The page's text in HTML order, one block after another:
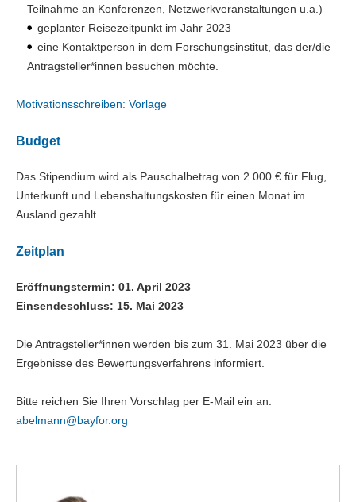
Teilnahme an Konferenzen, Netzwerkveranstaltungen u.a.)
geplanter Reisezeitpunkt im Jahr 2023
eine Kontaktperson in dem Forschungsinstitut, das der/die
Antragsteller*innen besuchen möchte.
Motivationsschreiben: Vorlage
Budget
Das Stipendium wird als Pauschalbetrag von 2.000 € für Flug,
Unterkunft und Lebenshaltungskosten für einen Monat im
Ausland gezahlt.
Zeitplan
Eröffnungstermin: 01. April 2023
Einsendeschluss: 15. Mai 2023
Die Antragsteller*innen werden bis zum 31. Mai 2023 über die
Ergebnisse des Bewertungsverfahrens informiert.
Bitte reichen Sie Ihren Vorschlag per E-Mail ein an:
abelmann@bayfor.org